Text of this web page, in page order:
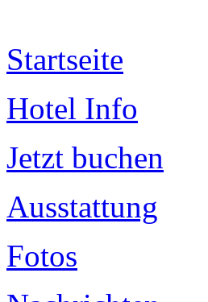
Startseite
Hotel Info
Jetzt buchen
Ausstattung
Fotos